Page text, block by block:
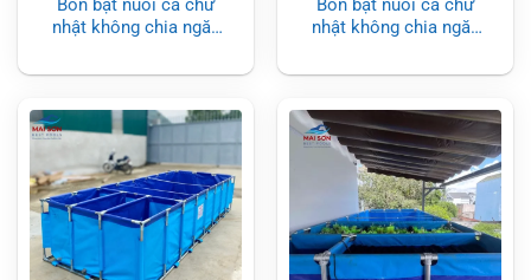
Bồn bạt nuôi cá chữ
nhật không chia ngăn
Bồn bạt nuôi cá chữ
nhật không chia ngăn